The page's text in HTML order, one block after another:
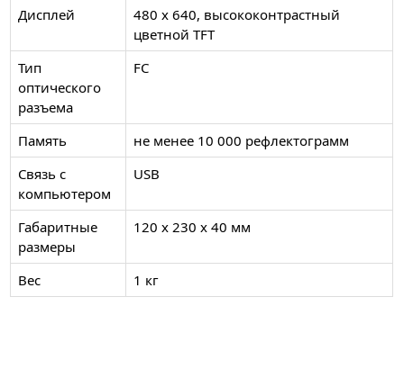
Дисплей
480 х 640, высококонтрастный
цветной TFT
Тип
оптического
разъема
FC
Память
не менее 10 000 рефлектограмм
Связь с
компьютером
USB
Габаритные
размеры
120 х 230 х 40 мм
Вес 1 кг